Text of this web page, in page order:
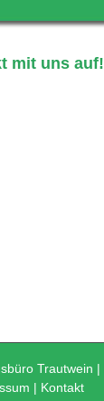
mit uns auf!
Trautwein |
| Kontakt